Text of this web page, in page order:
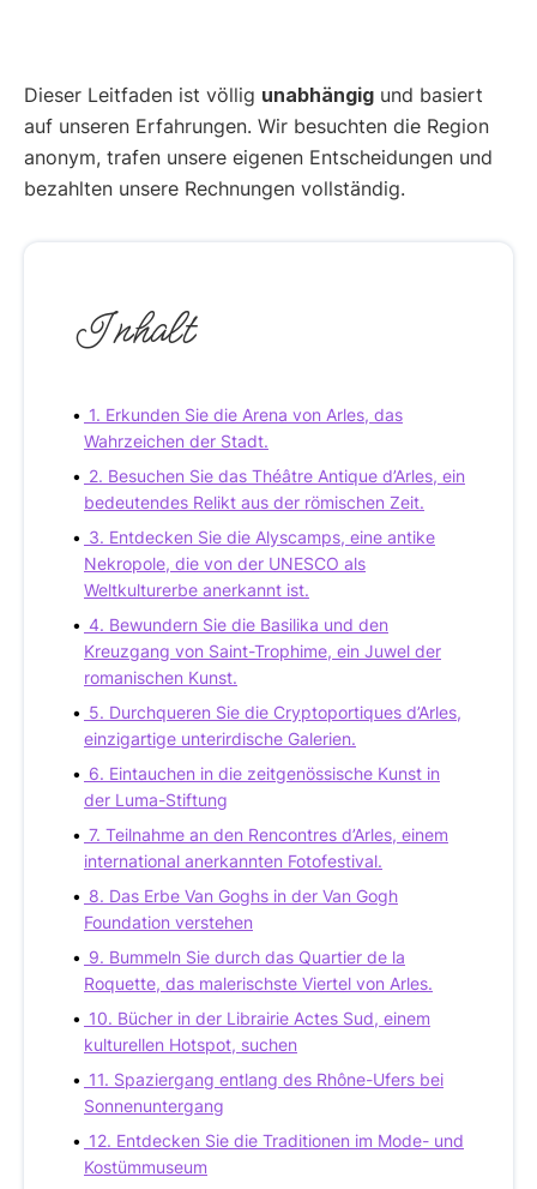
Dieser Leitfaden ist völlig unabhängig und basiert
auf unseren Erfahrungen. Wir besuchten die Region
anonym, trafen unsere eigenen Entscheidungen und
bezahlten unsere Rechnungen vollständig.
Inhalt
1. Erkunden Sie die Arena von Arles, das
Wahrzeichen der Stadt.
2. Besuchen Sie das Théâtre Antique d’Arles, ein
bedeutendes Relikt aus der römischen Zeit.
3. Entdecken Sie die Alyscamps, eine antike
Nekropole, die von der UNESCO als
Weltkulturerbe anerkannt ist.
4. Bewundern Sie die Basilika und den
Kreuzgang von Saint-Trophime, ein Juwel der
romanischen Kunst.
5. Durchqueren Sie die Cryptoportiques d’Arles,
einzigartige unterirdische Galerien.
6. Eintauchen in die zeitgenössische Kunst in
der Luma-Stiftung
7. Teilnahme an den Rencontres d’Arles, einem
international anerkannten Fotofestival.
8. Das Erbe Van Goghs in der Van Gogh
Foundation verstehen
9. Bummeln Sie durch das Quartier de la
Roquette, das malerischste Viertel von Arles.
10. Bücher in der Librairie Actes Sud, einem
kulturellen Hotspot, suchen
11. Spaziergang entlang des Rhône-Ufers bei
Sonnenuntergang
12. Entdecken Sie die Traditionen im Mode- und
Kostümmuseum